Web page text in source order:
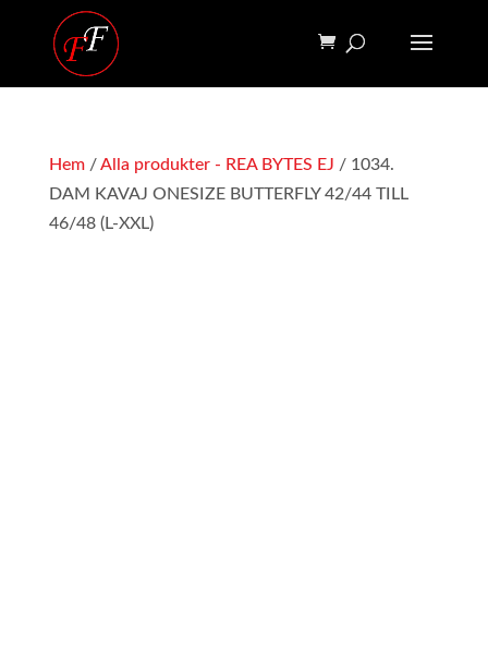
Hem/Alla produkter - REA BYTES EJ / 1034.
DAM KAVAJ ONESIZE BUTTERFLY 42/44 TILL
46/48 (L-XXL)